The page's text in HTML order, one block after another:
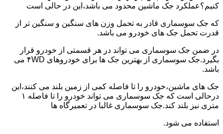
کنیم؟عملکرد جک ماشین محدود می باشد،این در حالی است
که جک سوسماری قادر به تحمل وزن های سنگین و سنگین تر از
قدرت تحمل جک های خودرو می باشد.
در ضمن جک سوسماری می تواند در هر قسمتی از خودرو قرار
بگیرد.جک سوسماری از بهترین جک ها برای خودروهای ۴WD می
باشد.
جک های ماشین،خودرو را تا فاصله کمی از زمین بلند می کنند،این
درحالی است که جک سوسماری می تواند خودرو را تا فاصله ۱
متری نیز بلند کند.جک سوسماری غالبا در تعمیرگاه ها
استفاده می شود.